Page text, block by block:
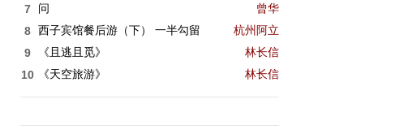
7 问 曾华
8 西子宾馆餐后游（下） 一半勾留 杭州阿立
9 《且逃且觅》 林长信
10 《天空旅游》 林长信